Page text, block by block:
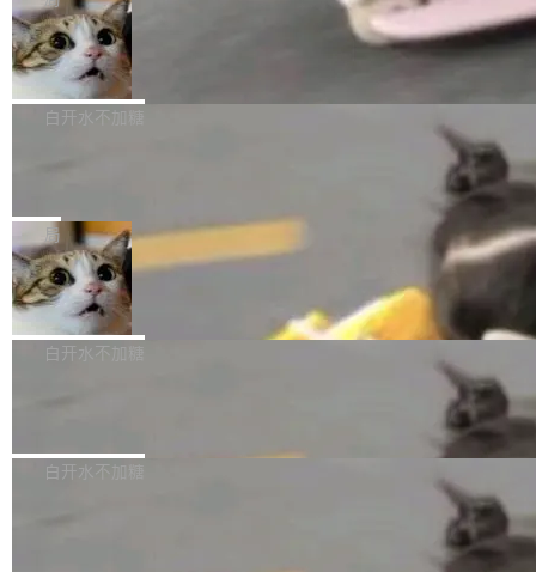
l 迁移或唤醒时，新宿主从 S3 恢复 SQLite 数据
库继续执行。存储库是持久化的唯一真相...
te 17 Pro、OPPO K15，要么是vivo X300 E这
样的次旗舰。 Galaxy Z Fold8 Ultra / Z Fold8 /
Z Flip8三款折叠屏新机均在7月22日发布，且全
部搭载骁龙8 Elite Gen5 for Galaxy，它们本该
本控制系统。目前处于 Early Access 阶段。 De
ltaDB 的核心思路直接写在 landing page 最显
眼的位置：「Software is made between com
mits」——软件是在 commit 之间写出来的。git
是把这段空隙补上。 回退到任何一次编辑：Delt
aDB 捕获 commit 之间的每一次操作，...
SpaceXAI 单季资本开支达 183 亿美元
根据风险投资人Tomer Tunguz 博客（VC 分
析）披露的最新分析与第二季度业绩报告，Spac
微软同期总资本开支的四成。 与亚马逊、Alpha
bet、微软以及 Meta 等传统科技巨头相比，Spa
ceXAI的资金消耗速度尤为引人瞩目。然而，支
撑庞大支出的资金来源却呈现出截然不同的面
貌。数据显示，微软和 Meta 主要依托充沛的经
白开水不加糖
一个在终端里运行的编程 agent；Muse Spark
1.2，驱动这个 agent 的新模型。一句话概括：
你可以用 curl -fsSL https://dev.meta.ai/install.
sh | bash 安装一个能在大项目里自动规划、写
代码、验证结果的 AI 终端工具。 据介绍，Muse
个主 agent 循环，外加一组后台 agent。这些后
局
美团开源 LoHoSearch，用知识图谱校
准 AI 能力认知
机器出题的前提，是让机器拥有全局视野。整个
构建流程可以分为四个环节：建图 → 控制难度
白开水不加糖
库，并将作为transport接入Mooncake TENT。
白开水不加糖